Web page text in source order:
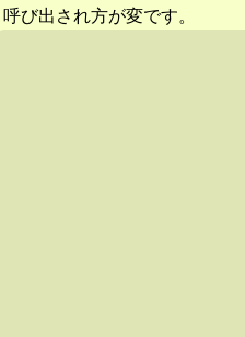
呼び出され方が変です。